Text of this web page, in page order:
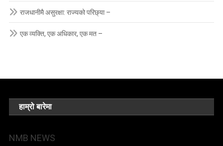
राजधानीमै असुरक्षा: राज्यको परिछ्या –
एक व्यक्ति, एक अधिकार, एक मत –
हाम्रो बारेमा
NMB NEWS